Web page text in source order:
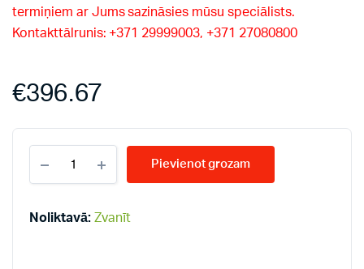
termiņiem ar Jums sazināsies mūsu speciālists.
Kontakttālrunis: +371 29999003, +371 27080800
€396.67
KV33-
200*3000
quantity
Pievienot grozam
Noliktavā: Zvanīt